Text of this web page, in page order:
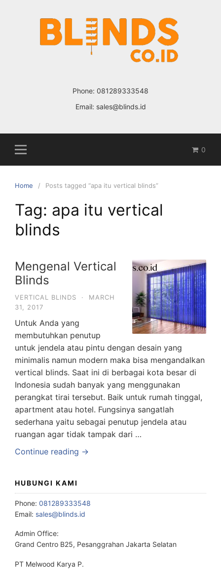
Phone: 081289333548
Email: sales@blinds.id
0
Home Posts tagged “apa itu vertical blinds”
Tag: apa itu vertical
blinds
Mengenal Vertical
Blinds
VERTICAL BLINDS ·
MARCH
31, 2017
Untuk Anda yang
membutuhkan penutup
untuk jendela atau pintu dengan desain yang
minimalis namun modern maka bisa mengandalkan
vertical blinds. Saat ini di berbagai kota besar di
Indonesia sudah banyak yang menggunakan
perangkat tirai tersebut. Baik untuk rumah tinggal,
apartment atau hotel. Fungsinya sangatlah
sederhana yaitu sebagai penutup jendela atau
ruangan agar tidak tampak dari …
Continue reading →
HUBUNGI KAMI
Phone: 081289333548
Email: sales@blinds.id
Admin Office:
Grand Centro B25, Pesanggrahan Jakarta Selatan
PT Melwood Karya P.